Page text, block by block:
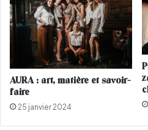
v
o
u
s
e
s
t
-
i
g
e
d
e
C
n
n
e
s
AURA : art, matière et savoir-
faire
25 janvier 2024